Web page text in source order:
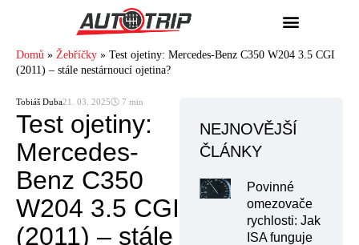
Domů » Žebříčky » Test ojetiny: Mercedes-Benz C350 W204 3.5 CGI
(2011) – stále nestárnoucí ojetina?
Tobiáš Duba21. 03. 2025🕓 7 min
Test ojetiny:
Mercedes-
Benz C350
W204 3.5 CGI
(2011) – stále
NEJNOVĚJŠÍ
ČLÁNKY
Povinné
omezovače
rychlosti: Jak
ISA funguje